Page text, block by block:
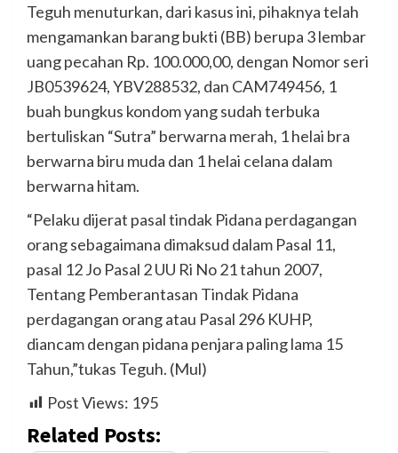
Teguh menuturkan, dari kasus ini, pihaknya telah
mengamankan barang bukti (BB) berupa 3 lembar
uang pecahan Rp. 100.000,00, dengan Nomor seri
JB0539624, YBV288532, dan CAM749456, 1
buah bungkus kondom yang sudah terbuka
bertuliskan “Sutra” berwarna merah, 1 helai bra
berwarna biru muda dan 1 helai celana dalam
berwarna hitam.
“Pelaku dijerat pasal tindak Pidana perdagangan
orang sebagaimana dimaksud dalam Pasal 11,
pasal 12 Jo Pasal 2 UU Ri No 21 tahun 2007,
Tentang Pemberantasan Tindak Pidana
perdagangan orang atau Pasal 296 KUHP,
diancam dengan pidana penjara paling lama 15
Tahun,”tukas Teguh. (Mul)
Post Views: 195
Related Posts: